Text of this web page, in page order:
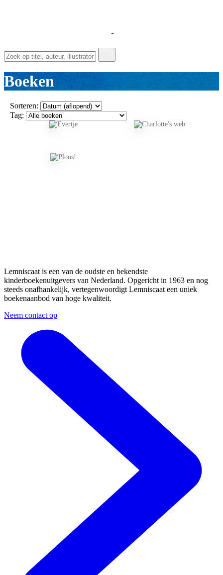
Boeken
Sorteren:
Tag:
Lemniscaat is een van de oudste en bekendste
kinderboekenuitgevers van Nederland. Opgericht in 1963 en nog
steeds onafhankelijk, vertegenwoordigt Lemniscaat een uniek
boekenaanbod van hoge kwaliteit.
Neem contact op